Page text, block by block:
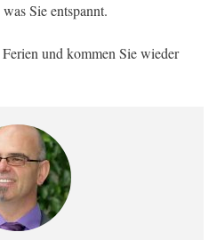
Sie entspannt.
und kommen Sie wieder